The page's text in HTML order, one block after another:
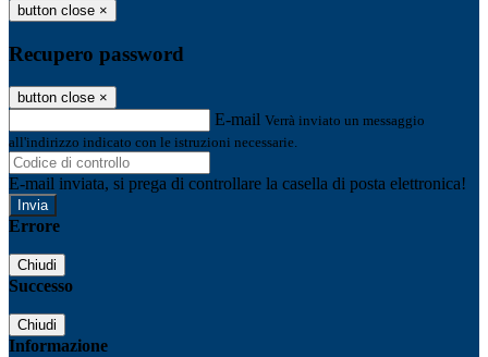
button close ×
Recupero password
button close ×
E-mail Verrà inviato un messaggio
all'indirizzo indicato con le istruzioni necessarie.
E-mail inviata, si prega di controllare la casella di posta elettronica!
Errore
Chiudi
Successo
Chiudi
Informazione